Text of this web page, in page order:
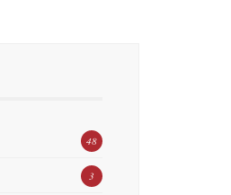
48
3